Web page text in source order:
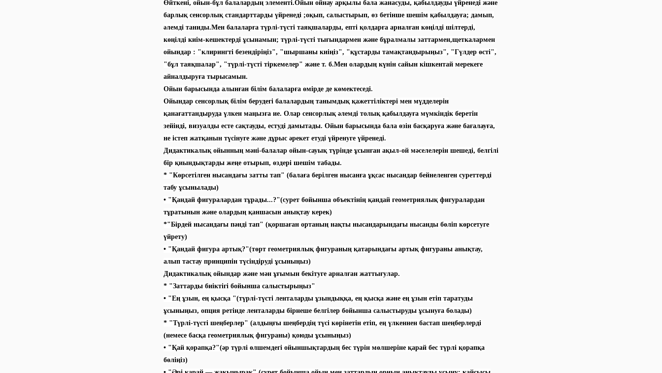
Өйткені, ойын-бұл балалардың элементі.Ойын ойнау арқылы бала жанасуды, қабылдауды үйренеді және
барлық сенсорлық стандарттарды үйренеді ;оқып, салыстырып, өз бетінше шешім қабылдауға; дамып,
әлемді таниды.Мен балаларға түрлі-түсті таяқшаларды, епті қолдарға арналған көңілді шілтерді,
көңілді киім-кешектерді ұсынамын; түрлі-түсті тығындармен және бұралмалы заттармен,щеткалармен
ойындар : "клирингті безендіріңіз", "шыршаны киіңіз", "құстарды тамақтандырыңыз", "Гүлдер өсті",
"бұл таяқшалар", "түрлі-түсті тіркемелер" және т. б.Мен олардың күнін сайын кішкентай мерекеге
айналдыруға тырысамын.
Ойын барысында алынған білім балаларға өмірде де көмектеседі.
Ойындар сенсорлық білім берудегі балалардың танымдық қажеттіліктері мен мүдделерін
қанағаттандыруда үлкен маңызға ие. Олар сенсорлық әлемді толық қабылдауға мүмкіндік беретін
зейінді, визуалды есте сақтауды, естуді дамытады. Ойын барысында бала өзін басқаруға және бағалауға,
не істеп жатқанын түсінуге және дұрыс әрекет етуді үйренуге үйренеді.
Дидактикалық ойынның мәні-балалар ойын-сауық түрінде ұсынған ақыл-ой мәселелерін шешеді, белгілі
бір қиындықтарды жеңе отырып, өздері шешім табады.
* "Көрсетілген нысандағы затты тап" (балаға берілген нысанға ұқсас нысандар бейнеленген суреттерді
табу ұсынылады)
• "Қандай фигуралардан тұрады...?"(сурет бойынша объектінің қандай геометриялық фигуралардан
тұратынын және олардың қаншасын анықтау керек)
*"Бірдей нысандағы пәнді тап" (қоршаған ортаның нақты нысандарындағы нысанды бөліп көрсетуге
үйрету)
• "Қандай фигура артық?"(төрт геометриялық фигураның қатарындағы артық фигураны анықтау,
алып тастау принципін түсіндіруді ұсыныңыз)
Дидактикалық ойындар және мән ұғымын бекітуге арналған жаттығулар.
* "Заттарды биіктігі бойынша салыстырыңыз"
• "Ең ұзын, ең қысқа "(түрлі-түсті ленталарды ұзындыққа, ең қысқа және ең ұзын етіп таратуды
ұсыныңыз, опция ретінде ленталарды бірнеше белгілер бойынша салыстыруды ұсынуға болады)
* "Түрлі-түсті шеңберлер" (алдыңғы шеңбердің түсі көрінетін етіп, ең үлкеннен бастап шеңберлерді
(немесе басқа геометриялық фигураны) қоюды ұсыныңыз)
• "Қай қорапқа?"(әр түрлі өлшемдегі ойыншықтардың бес түрін мөлшеріне қарай бес түрлі қорапқа
бөліңіз)